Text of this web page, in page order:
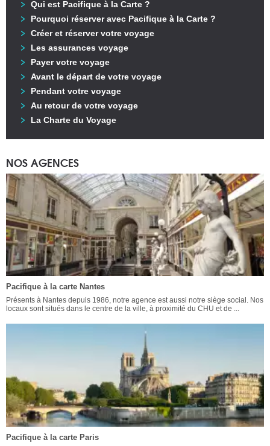
Qui est Pacifique à la Carte ?
Pourquoi réserver avec Pacifique à la Carte ?
Créer et réserver votre voyage
Les assurances voyage
Payer votre voyage
Avant le départ de votre voyage
Pendant votre voyage
Au retour de votre voyage
La Charte du Voyage
NOS AGENCES
Pacifique à la carte Nantes
Présents à Nantes depuis 1986, notre agence est aussi notre siège social. Nos
locaux sont situés dans le centre de la ville, à proximité du CHU et de ...
Pacifique à la carte Paris